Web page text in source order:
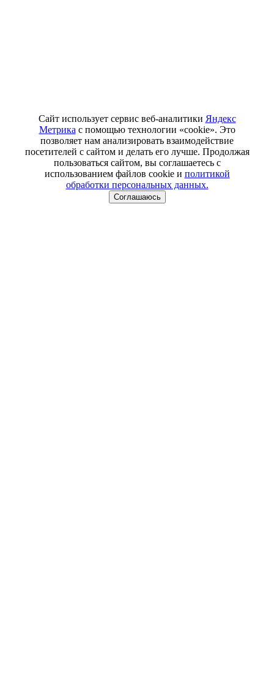
Сайт использует сервис веб-аналитики Яндекс
Метрика с помощью технологии «cookie». Это
позволяет нам анализировать взаимодействие
посетителей с сайтом и делать его лучше. Продолжая
пользоваться сайтом, вы соглашаетесь с
использованием файлов cookie и политикой
обработки персональных данных.
Соглашаюсь